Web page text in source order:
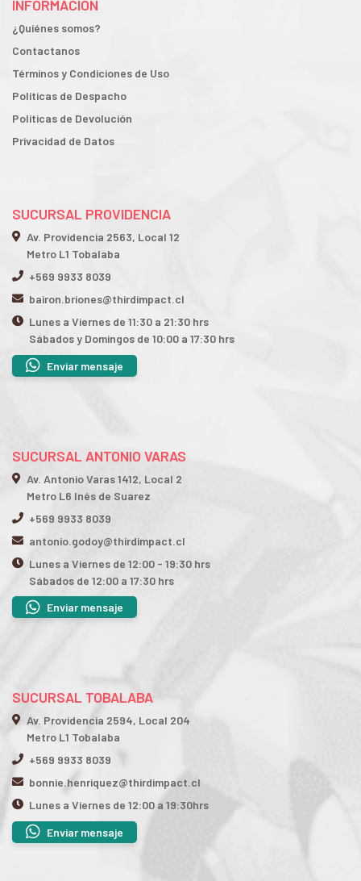
INFORMACIÓN
¿Quiénes somos?
Contactanos
Términos y Condiciones de Uso
Políticas de Despacho
Políticas de Devolución
Privacidad de Datos
SUCURSAL PROVIDENCIA
Av. Providencia 2563, Local 12
Metro L1 Tobalaba
+569 9933 8039
bairon.briones@thirdimpact.cl
Lunes a Viernes de 11:30 a 21:30 hrs
Sábados y Domingos de 10:00 a 17:30 hrs
Enviar mensaje
SUCURSAL ANTONIO VARAS
Av. Antonio Varas 1412, Local 2
Metro L6 Inés de Suarez
+569 9933 8039
antonio.godoy@thirdimpact.cl
Lunes a Viernes de 12:00 - 19:30 hrs
Sábados de 12:00 a 17:30 hrs
Enviar mensaje
SUCURSAL TOBALABA
Av. Providencia 2594, Local 204
Metro L1 Tobalaba
+569 9933 8039
bonnie.henriquez@thirdimpact.cl
Lunes a Viernes de 12:00 a 19:30hrs
Enviar mensaje